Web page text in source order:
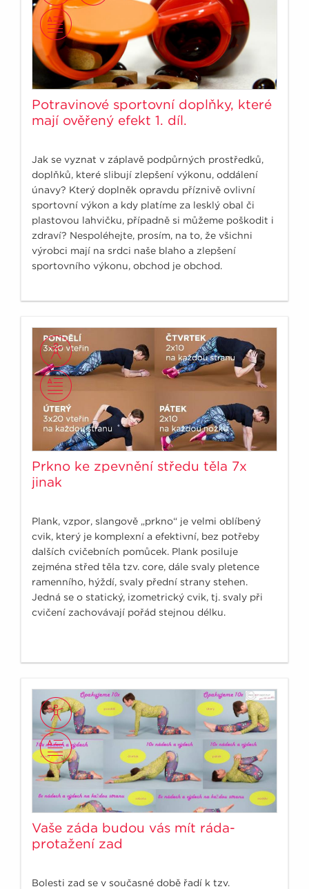
Potravinové sportovní doplňky, které
mají ověřený efekt 1. díl.
Jak se vyznat v záplavě podpůrných prostředků,
doplňků, které slibují zlepšení výkonu, oddálení
únavy? Který doplněk opravdu příznivě ovlivní
sportovní výkon a kdy platíme za lesklý obal či
plastovou lahvičku, případně si můžeme poškodit i
zdraví? Nespoléhejte, prosím, na to, že všichni
výrobci mají na srdci naše blaho a zlepšení
sportovního výkonu, obchod je obchod.
Prkno ke zpevnění středu těla 7x
jinak
Plank, vzpor, slangově „prkno“ je velmi oblíbený
cvik, který je komplexní a efektivní, bez potřeby
dalších cvičebních pomůcek. Plank posiluje
zejména střed těla tzv. core, dále svaly pletence
ramenního, hýždí, svaly přední strany stehen.
Jedná se o statický, izometrický cvik, tj. svaly při
cvičení zachovávají pořád stejnou délku.
Vaše záda budou vás mít ráda-
protažení zad
Bolesti zad se v současné době řadí k tzv.